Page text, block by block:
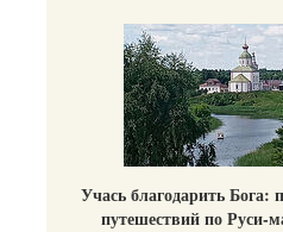
Учась благодарить Бога:
путешествий по Руси-